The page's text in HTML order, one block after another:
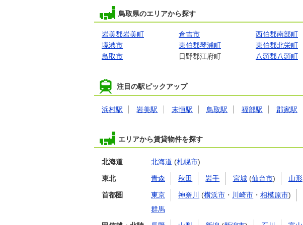
鳥取県のエリアから探す
岩美郡岩美町 倉吉市 西伯郡南部町
境港市
東伯郡琴浦町 東伯郡北栄町
鳥取市
日野郡江府町 八頭郡八頭町
注目の駅ピックアップ
浜村駅 岩美駅 末恒駅 鳥取駅 福部駅 郡家駅
エリアから賃貸物件を探す
北海道 北海道 (札幌市)
東北 青森 秋田 岩手 宮城(仙台市) 山形
首都圏 東京 神奈川 (横浜市 ・ 川崎市 ・相模原市)
群馬